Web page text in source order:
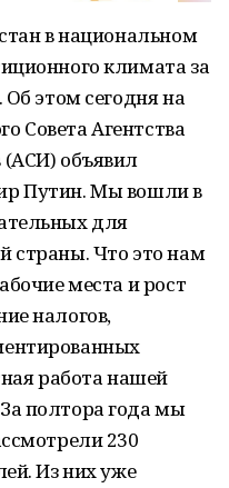
в национальном
климата за
этом сегодня на
Совета Агентства
(АСИ) объявил
Путин. Мы вошли в
для
страны. Что это нам
места и рост
налогов,
работа нашей
полтора года мы
230
Из них уже